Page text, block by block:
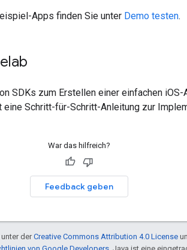
Apps finden Sie unter Demo testen.
SDKs zum Erstellen einer einfachen
eine Schritt-für-Schritt-Anleitung zur
War das hilfreich?
Feedback geben
unter derCreative Commons Attribution 4.0 License